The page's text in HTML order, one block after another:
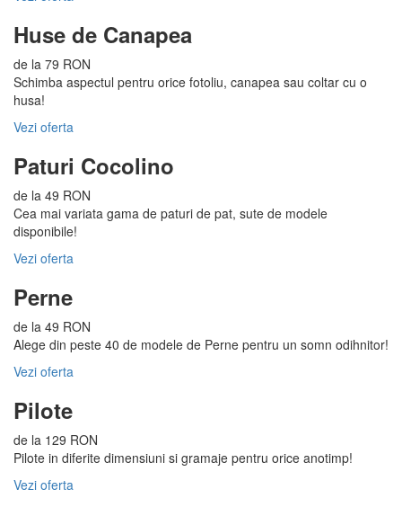
Huse de Canapea
de la 79 RON
Schimba aspectul pentru orice fotoliu, canapea sau coltar cu o
husa!
Vezi oferta
Paturi Cocolino
de la 49 RON
Cea mai variata gama de paturi de pat, sute de modele
disponibile!
Vezi oferta
Perne
de la 49 RON
Alege din peste 40 de modele de Perne pentru un somn odihnitor!
Vezi oferta
Pilote
de la 129 RON
Pilote in diferite dimensiuni si gramaje pentru orice anotimp!
Vezi oferta